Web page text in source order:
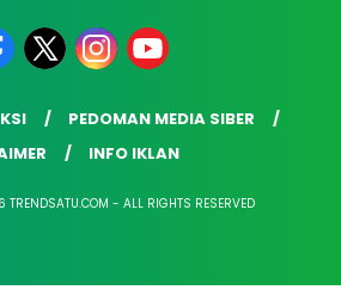
PEDOMAN MEDIA SIBER
INFO IKLAN
- ALL RIGHTS RESERVED